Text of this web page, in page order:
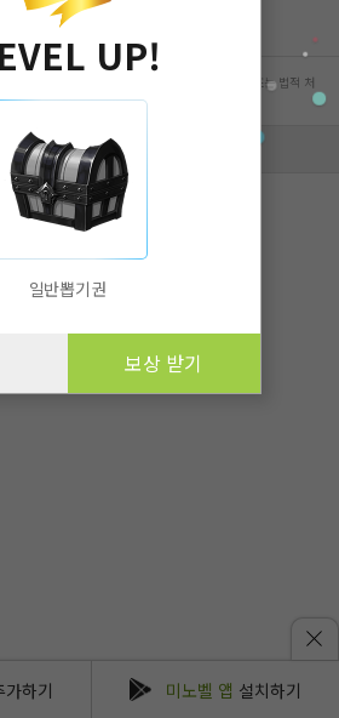
UP!
일반뽑기권
보상 받기
가하기 미노벨 앱 설치하기
권리가 있는 컨텐츠로서 무단 복제, 전송, 수정, 배포는 법적 처
회사 정보 자세히 보기